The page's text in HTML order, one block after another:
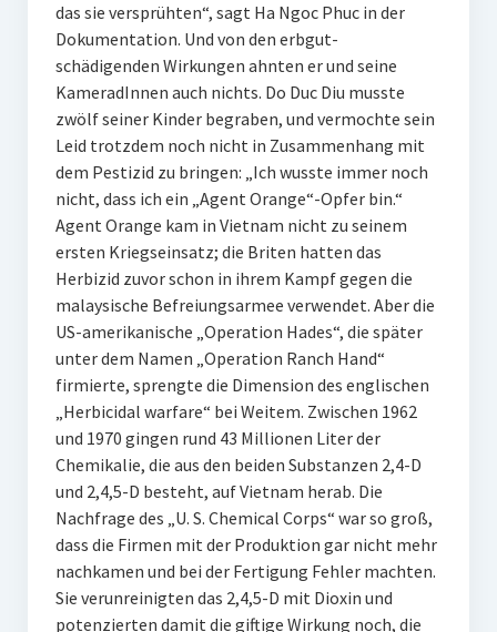
das sie versprühten“, sagt Ha Ngoc Phuc in der
Dokumentation. Und von den erbgut-
schädigenden Wirkungen ahnten er und seine
KameradInnen auch nichts. Do Duc Diu musste
zwölf seiner Kinder begraben, und vermochte sein
Leid trotzdem noch nicht in Zusammenhang mit
dem Pestizid zu bringen: „Ich wusste immer noch
nicht, dass ich ein „Agent Orange“-Opfer bin.“
Agent Orange kam in Vietnam nicht zu seinem
ersten Kriegseinsatz; die Briten hatten das
Herbizid zuvor schon in ihrem Kampf gegen die
malaysische Befreiungsarmee verwendet. Aber die
US-amerikanische „Operation Hades“, die später
unter dem Namen „Operation Ranch Hand“
firmierte, sprengte die Dimension des englischen
„Herbicidal warfare“ bei Weitem. Zwischen 1962
und 1970 gingen rund 43 Millionen Liter der
Chemikalie, die aus den beiden Substanzen 2,4-D
und 2,4,5-D besteht, auf Vietnam herab. Die
Nachfrage des „U. S. Chemical Corps“ war so groß,
dass die Firmen mit der Produktion gar nicht mehr
nachkamen und bei der Fertigung Fehler machten.
Sie verunreinigten das 2,4,5-D mit Dioxin und
potenzierten damit die giftige Wirkung noch, die